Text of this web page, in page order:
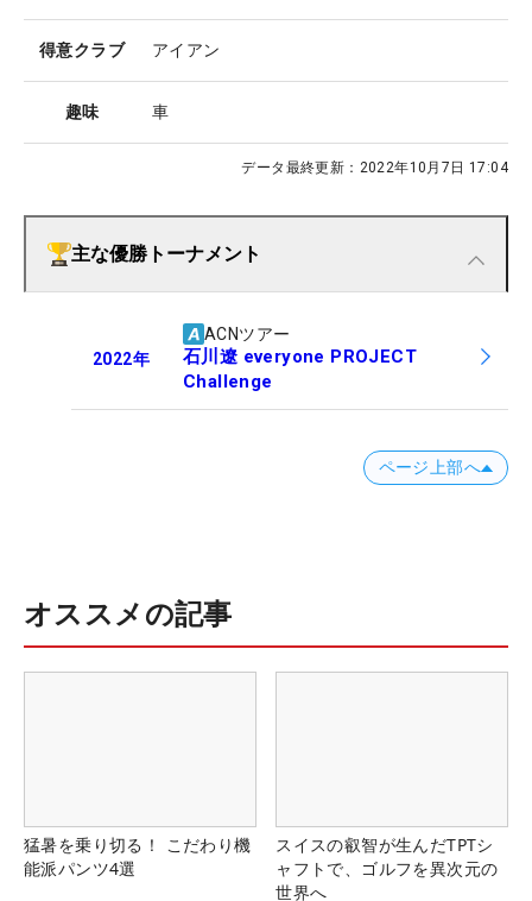
得意クラブ アイアン
趣味 車
データ最終更新： 2022年10月7日 17:04
主な優勝トーナメント
2022年
ACNツアー
石川遼 everyone PROJECT
Challenge
ページ上部へ
オススメの記事
猛暑を乗り切る！ こだわり機
能派パンツ4選
スイスの叡智が生んだTPTシ
ャフトで、ゴルフを異次元の
世界へ